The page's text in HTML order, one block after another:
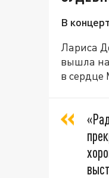
В
Лариса
вышла на
в сердце